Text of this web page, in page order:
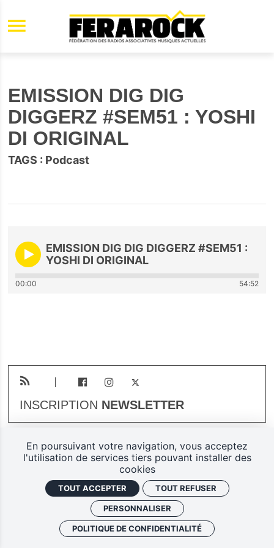
Aller au contenu principal
EMISSION DIG DIG
DIGGERZ #SEM51 : YOSHI
DI ORIGINAL
TAGS : Podcast
EMISSION DIG DIG DIGGERZ #SEM51 :
YOSHI DI ORIGINAL
00:00 54:52
INSCRIPTION NEWSLETTER
Plan du site
Mentions légales
Politique de confidentialité
Ferarock.org, une réalisation
En poursuivant votre navigation, vous acceptez
l'utilisation de services tiers pouvant installer des
cookies
TOUT ACCEPTER TOUT REFUSER
PERSONNALISER
POLITIQUE DE CONFIDENTIALITÉ